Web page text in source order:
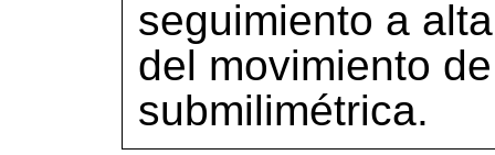
seguimiento a
del movimiento
submilimétrica.